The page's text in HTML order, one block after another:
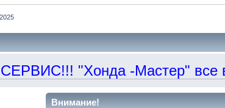
"Хонда -Мастер" все
Внимание!